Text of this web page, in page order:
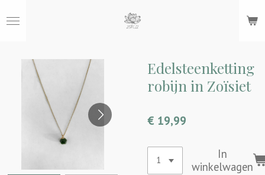
direct
hoofdinhoud
Edelsteenketting
robijn in Zoïsiet
€ 19,99
In
winkelwagen